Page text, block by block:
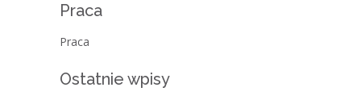
Praca
Praca
Ostatnie wpisy